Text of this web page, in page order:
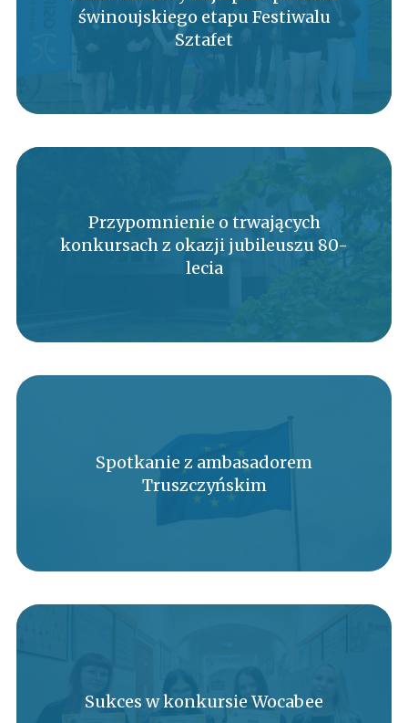
świnoujskiego etapu Festiwalu
Sztafet
Przypomnienie o trwających
konkursach z okazji jubileuszu 80-
lecia
Spotkanie z ambasadorem
Truszczyńskim
Sukces w konkursie Wocabee